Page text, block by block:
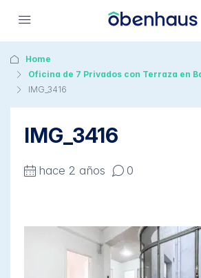
Home
Oficina de 7 Privados con Terraza en
IMG_3416
IMG_3416
hace 2 años 0